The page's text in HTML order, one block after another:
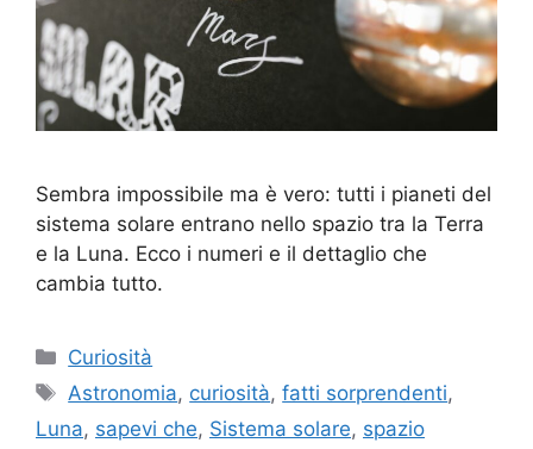
Sembra impossibile ma è vero: tutti i pianeti del
sistema solare entrano nello spazio tra la Terra
e la Luna. Ecco i numeri e il dettaglio che
cambia tutto.
Categorie
Curiosità
Tag
Astronomia, curiosità,fatti sorprendenti,
Luna, sapevi che, Sistema solare, spazio